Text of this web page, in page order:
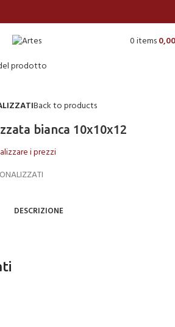
0items0,00
Back to products
bianca 10x10x12
i prezzi
DESCRIZIONE